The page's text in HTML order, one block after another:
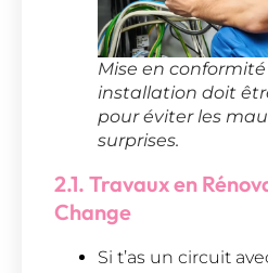
Mise en
installation doit
pour éviter les
surprises.
2.1. Travaux en
Change
Si t’as un circuit